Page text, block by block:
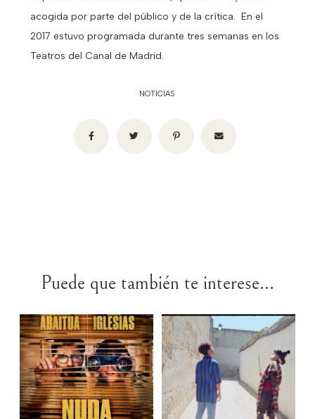
acogida por parte del público y de la crítica. En el
2017 estuvo programada durante tres semanas en los
Teatros del Canal de Madrid.
NOTICIAS
Puede que también te interese...